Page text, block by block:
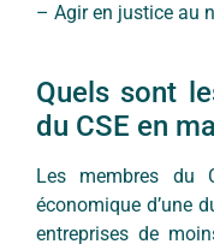
– Agir en justice au
Quels sont
du CSE en
Les membres du
économique d’une
entreprises de